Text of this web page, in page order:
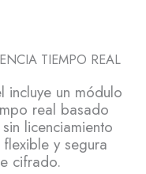
TIEMPO REAL
incluye un módulo
real basado
licenciamiento
y segura
cifrado.